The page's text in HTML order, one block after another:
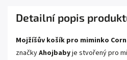
Detailní popis
Mojžíšův košík pro miminko
značkyAhojbabyje stvořený pro